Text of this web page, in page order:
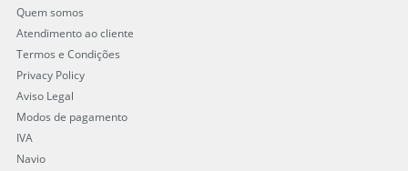
Quem somos
Atendimento ao cliente
Termos e Condições
Privacy Policy
Aviso Legal
Modos de pagamento
IVA
Navio